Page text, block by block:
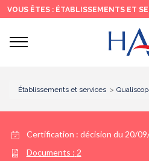
Recherche
Menu
principal
Contenu
principal
VOUS ÊTES : ÉTABLISSEMENTS ET
Ouvrir
Établissements et services
Certification : décision du 20/
Documents : 2